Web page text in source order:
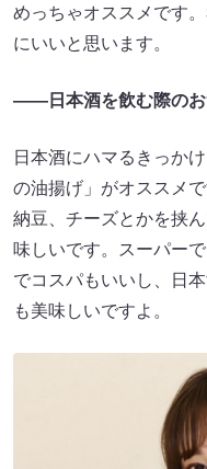
めっちゃオススメです
にいいと思います。
――日本酒を飲む際のお
日本酒にハマるきっか
の油揚げ」がオススメ
納豆、チーズとかを挟
味しいです。スーパー
でコスパもいいし、日
も美味しいですよ。